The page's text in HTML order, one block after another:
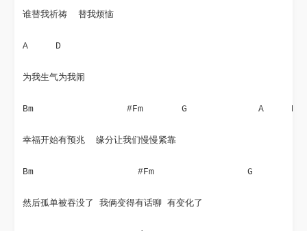
谁替我祈祷  替我烦恼
A     D
为我生气为我闹
Bm                 #Fm       G             A     D
幸福开始有预兆  缘分让我们慢慢紧靠
Bm                   #Fm                 G
然后孤单被吞没了 我俩变得有话聊 有变化了